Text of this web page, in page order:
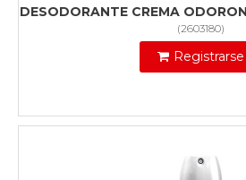
DESODORANTE CREMA
(2603180)
Registrarse